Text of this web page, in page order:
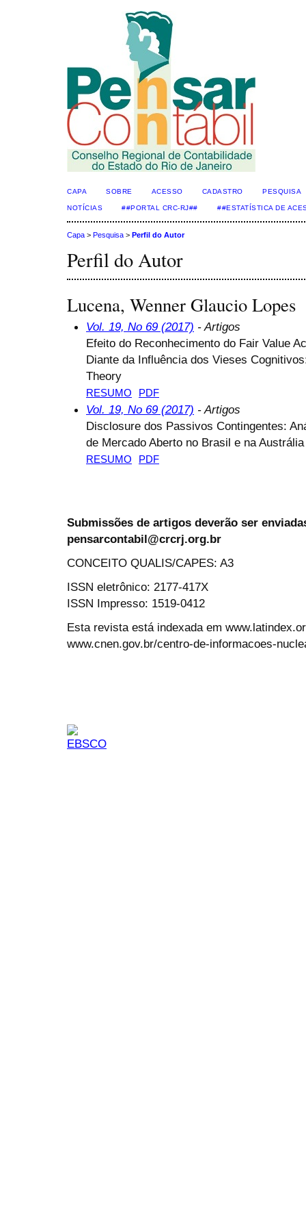
CAPA SOBRE ACESSO CADASTRO PESQUISA
NOTÍCIAS ##PORTAL CRC-RJ## ##ESTATÍSTICA DE
Capa > Pesquisa > Perfil do Autor
Perfil do Autor
Lucena, Wenner Glaucio Lopes
Vol. 19, No 69 (2017) - Artigos
Efeito do Reconhecimento do Fair Value
Diante da Influência dos Vieses
Theory
RESUMO PDF
Vol. 19, No 69 (2017) - Artigos
Disclosure dos Passivos Contingentes:
de Mercado Aberto no Brasil e na Austrália
RESUMO PDF
Submissões de artigos deverão ser
pensarcontabil@crcrj.org.br
CONCEITO QUALIS/CAPES: A3
ISSN eletrônico: 2177-417X
ISSN Impresso: 1519-0412
Esta revista está indexada em
www.cnen.gov.br/centro-de-informacoes-